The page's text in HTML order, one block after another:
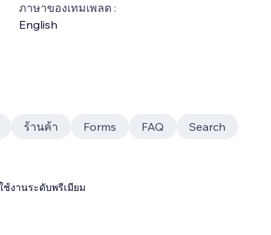
ภาษาของเทมเพลต :
English
ร้านค้า Forms FAQ
Search
ช้งานระดับพรีเมียม